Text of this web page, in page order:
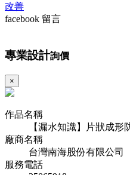
改善
facebook 留言
專業設計詢價
×
作品名稱
【漏水知識】片狀成
廠商名稱
台灣南海股份有限公司
服務電話